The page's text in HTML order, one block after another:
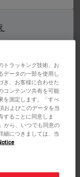
to-use format and
Leica ancillaries
quality you can
4 hours 20
enabling the
protocols
care.
トラッキング技術、お
データの一部を使用し
き、お客様に合わせた
コンテンツ共有を可能
を測定します。「すべ
およびこのデータを当
することに同意しま
から、いつでも同意の
細につきましては、当